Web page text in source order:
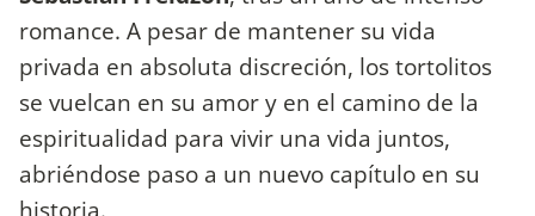
romance. A pesar de mantener su vida
privada en absoluta discreción, los tortolitos
se vuelcan en su amor y en el camino de la
espiritualidad para vivir una vida juntos,
abriéndose paso a un nuevo capítulo en su